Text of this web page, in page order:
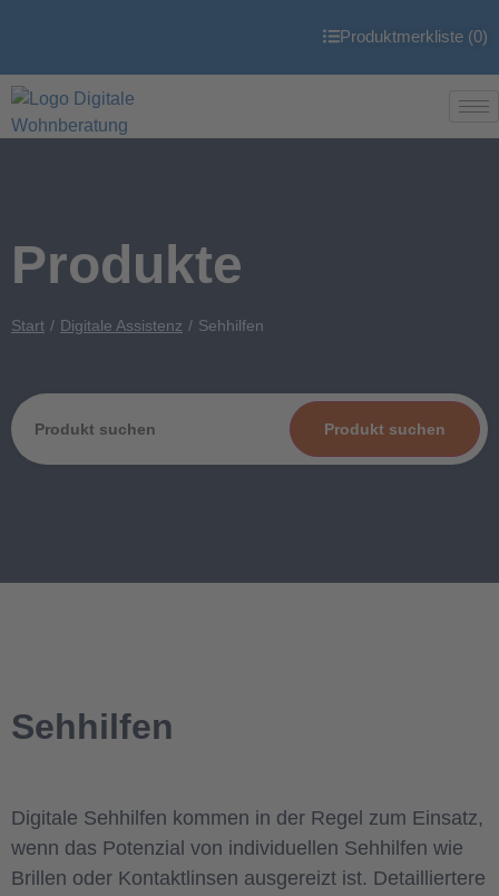
Produktmerkliste (0)
Produkte
Start Digitale Assistenz Sehhilfen
Produkt suchen
Sehhilfen
Digitale Sehhilfen kommen in der Regel zum Einsatz,
wenn das Potenzial von individuellen Sehhilfen wie
Brillen oder Kontaktlinsen ausgereizt ist. Detailliertere